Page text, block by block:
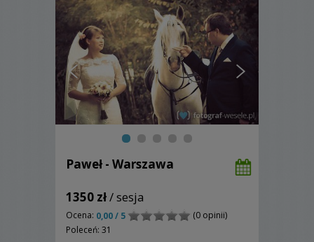
Paweł - Warszawa
1350 zł/ sesja
Ocena: 0,00 / 5
(0 opinii)
Poleceń: 31